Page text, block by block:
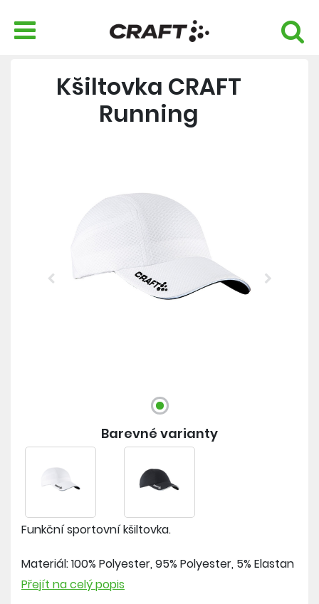
Kšiltovka CRAFT
Running
Previous Next
Funkční sportovní kšiltovka.
Materiál: 100% Polyester, 95% Polyester, 5% Elastan
Přejít na celý popis
Barevné varianty